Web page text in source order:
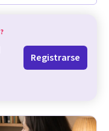
?
Registrarse